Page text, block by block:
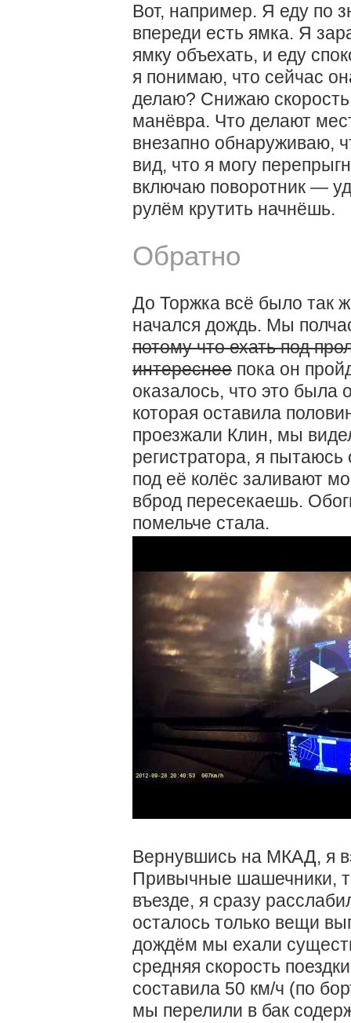
Вот, например. Я еду по
впереди есть ямка. Я
ямку объехать, и еду
я понимаю, что сейчас
делаю? Снижаю
манёвра. Что делают
внезапно обнаруживаю,
вид, что я могу
включаю поворотник —
рулём крутить начнёшь.
Обратно
До Торжка всё было так
начался дождь. Мы
потому что ехать под
интереснее пока он
оказалось, что это была
которая оставила
проезжали Клин, мы
регистратора, я
под её колёс заливают
вброд пересекаешь.
помельче стала.
Вернувшись на МКАД, я
Привычные шашечники,
въезде, я сразу
осталось только вещи
дождём мы ехали
средняя скорость
составила 50 км/ч (по
мы перелили в бак